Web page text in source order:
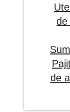
de
de